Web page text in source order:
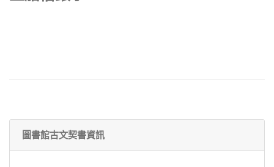
圖書館古文契書資訊